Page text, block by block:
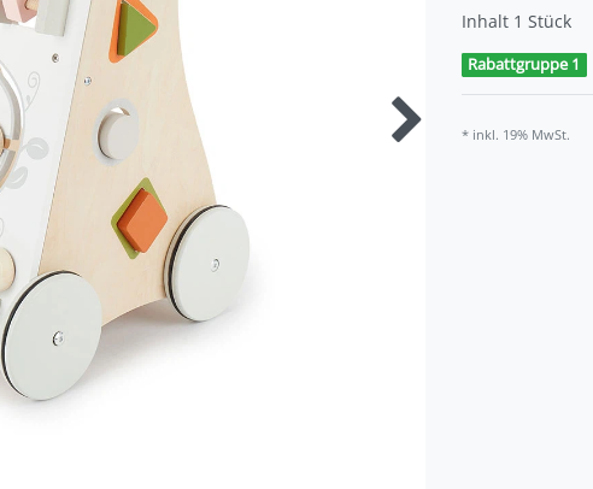
Inhalt 1 Stück
Rabattgruppe 1
* inkl. 19% MwSt.